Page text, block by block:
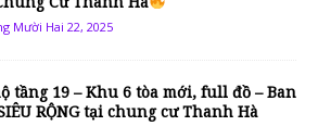
Mười Hai 22, 2025
tầng 19 – Khu 6 tòa mới, full đồ – Ban
RỘNG tại chung cư Thanh Hà